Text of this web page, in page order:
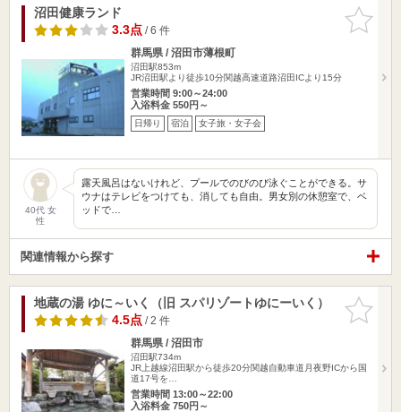
お気に入
りに追加
沼田健康ランド
3.3点/ 6 件
群馬県 / 沼田市薄根町
沼田駅853m
JR沼田駅より徒歩10分関越高速道路沼田ICより15分
営業時間 9:00～24:00
入浴料金 550円～
日帰り 宿泊 女子旅・女子会
40代 女
性
露天風呂はないけれど、プールでのびのび泳ぐことができる。サ
ウナはテレビをつけても、消しても自由。男女別の休憩室で、ベ
ッドで…
関連情報から探す
お気に入
りに追加
地蔵の湯 ゆに～いく（旧 スパリゾートゆにーいく）
4.5点/ 2 件
群馬県 / 沼田市
沼田駅734m
JR上越線沼田駅から徒歩20分関越自動車道月夜野ICから国
道17号を…
営業時間 13:00～22:00
入浴料金 750円～